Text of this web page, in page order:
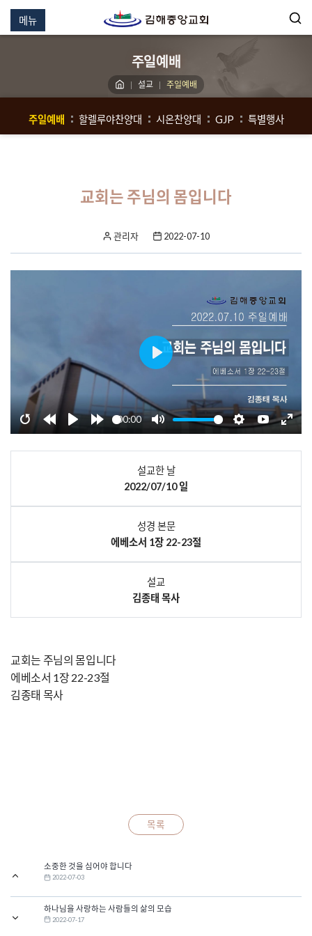
메뉴
주일예배
설교 주일예배
주일예배 할렐루야찬양대 시온찬양대 GJP 특별행사
교회는 주님의 몸입니다
관리자 2022-07-10
RestartRewind
10s
Play Forward
10s
00:00
Mute SettingsYouTube
Enter
Play
설교한 날
2022/07/10 일
성경 본문
에베소서 1장 22-23절
설교
김종태 목사
교회는 주님의 몸입니다
에베소서 1장 22-23절
김종태 목사
목록
소중한 것을 심어야 합니다
2022-07-03
하나님을 사랑하는 사람들의 삶의 모습
2022-07-17